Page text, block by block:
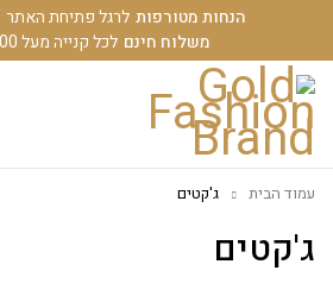
הנחות מטורפות לרגל פתיחת האתר
משלוח חינם לכל קנייה מעל 500 שקל
ג'קטים
עמוד הבית ג'קטים